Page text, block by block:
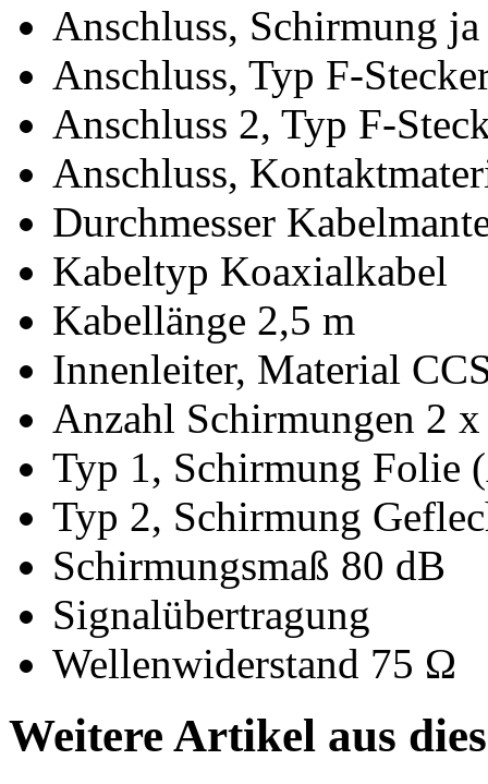
Anschluss, Schirmung ja
Anschluss, Typ F-
Anschluss 2, Typ F-
Anschluss,
Durchmesser
Kabeltyp Koaxialkabel
Kabellänge 2,5 m
Innenleiter, Material
Anzahl Schirmungen 2 x
Typ 1, Schirmung Folie
Typ 2, Schirmung
Schirmungsmaß 80 dB
Signalübertragung
Wellenwiderstand 75 Ω
Weitere Artikel aus